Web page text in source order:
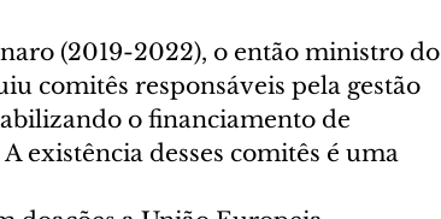
(2019-2022), o então ministro do
comitês responsáveis pela gestão
o financiamento de
existência desses comitês é uma